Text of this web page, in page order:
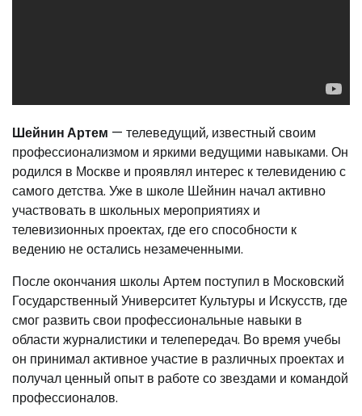
Шейнин Артем — телеведущий, известный своим
профессионализмом и яркими ведущими навыками. Он
родился в Москве и проявлял интерес к телевидению с
самого детства. Уже в школе Шейнин начал активно
участвовать в школьных мероприятиях и
телевизионных проектах, где его способности к
ведению не остались незамеченными.
После окончания школы Артем поступил в Московский
Государственный Университет Культуры и Искусств, где
смог развить свои профессиональные навыки в
области журналистики и телепередач. Во время учебы
он принимал активное участие в различных проектах и
получал ценный опыт в работе со звездами и командой
профессионалов.